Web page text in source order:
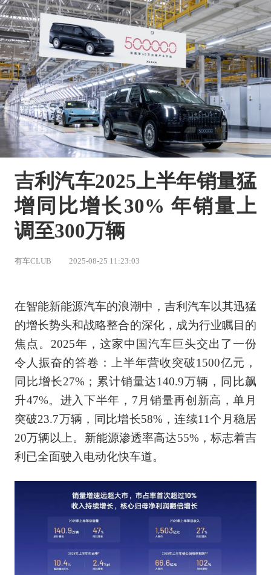
吉利汽车2025上半年销量猛
增同比增长30% 年销量上
调至300万辆
有车CLUB 2025-08-25 11:23:03
在智能新能源汽车的浪潮中，吉利汽车以其迅猛
的增长势头和战略整合的深化，成为行业瞩目的
焦点。2025年，这家中国汽车巨头交出了一份
令人振奋的答卷：上半年营收突破1500亿元，
同比增长27%；累计销量达140.9万辆，同比飙
升47%。进入下半年，7月销量再创新高，单月
突破23.7万辆，同比增长58%，连续11个月稳居
20万辆以上。新能源渗透率高达55%，标志着吉
利已全面驶入电动化快车道。